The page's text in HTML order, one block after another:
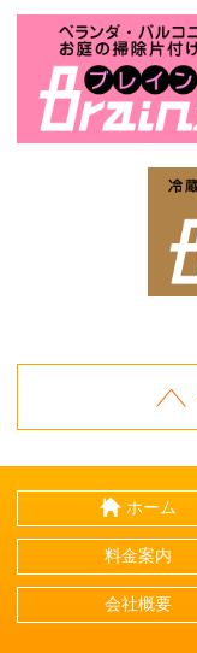
ホーム
料金案内
会社概要